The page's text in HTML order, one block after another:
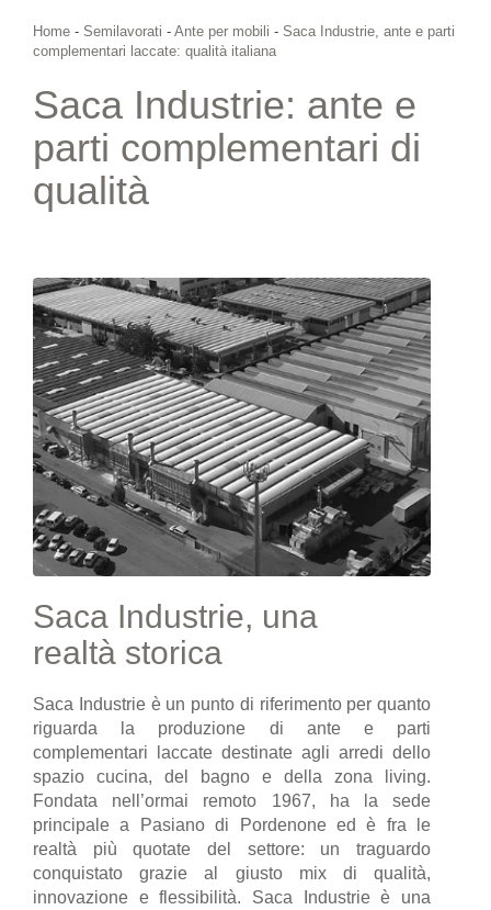
Home - Semilavorati - Ante per mobili - Saca Industrie, ante e parti
complementari laccate: qualità italiana
Saca Industrie: ante e
parti complementari di
qualità
Saca Industrie, una
realtà storica
Saca Industrie è un punto di riferimento per quanto
riguarda la produzione di ante e parti
complementari laccate destinate agli arredi dello
spazio cucina, del bagno e della zona living.
Fondata nell’ormai remoto 1967, ha la sede
principale a Pasiano di Pordenone ed è fra le
realtà più quotate del settore: un traguardo
conquistato grazie al giusto mix di qualità,
innovazione e flessibilità. Saca Industrie è una